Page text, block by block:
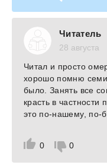
Читатель
28 августа
0 0
Читал и просто
хорошо помню
было. Занять все
красть в
это по-нашему, по-